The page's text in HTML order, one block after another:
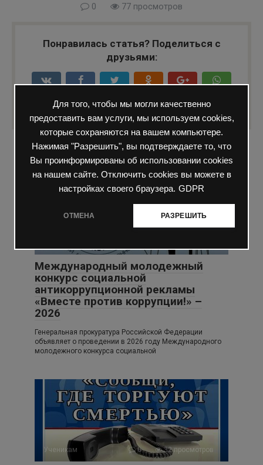
Для того, чтобы мы могли качественно
предоставить вам услуги, мы используем cookies,
которые сохраняются на вашем компьютере.
Нажимая "Разрешить", вы подтверждаете то, что
Вы проинформированы об использовании cookies
на нашем сайте. Отключить cookies вы можете в
настройках своего браузера. GDPR
ОТМЕНА РАЗРЕШИТЬ
0 77 просмотров
Понравилась статья? Поделиться с
друзьями:
Вам также может быть интересно
Международный молодежный
конкурс социальной
антикоррупционной рекламы
«Вместе против коррупции!» –
2026
Генеральная прокуратура Российской Федерации
объявляет о проведении в 2026 году Международного
молодежного конкурса социальной
Ученикам 0 32 просмотров